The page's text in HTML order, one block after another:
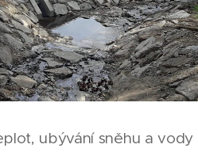
ubývání sněhu a vody